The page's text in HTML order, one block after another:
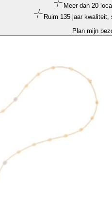
Meer dan 20
Ruim 135 jaar
Plan mijn